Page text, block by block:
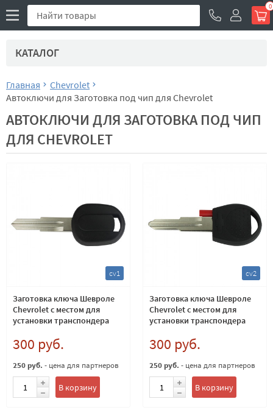
0
КАТАЛОГ
Главная
Chevrolet
Автоключи для Заготовка под чип для Chevrolet
АВТОКЛЮЧИ ДЛЯ ЗАГОТОВКА ПОД ЧИП
ДЛЯ CHEVROLET
cv1
Заготовка ключа Шевроле
Chevrolet с местом для
установки транспондера
300 руб.
250 руб. - цена для партнеров
В корзину
cv2
Заготовка ключа Шевроле
Chevrolet с местом для
установки транспондера
300 руб.
250 руб. - цена для партнеров
В корзину